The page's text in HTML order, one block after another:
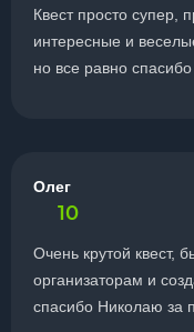
Квест просто супер,
интересные и
но все равно
Олег
10
Очень крутой квест,
организаторам и
спасибо Николаю за